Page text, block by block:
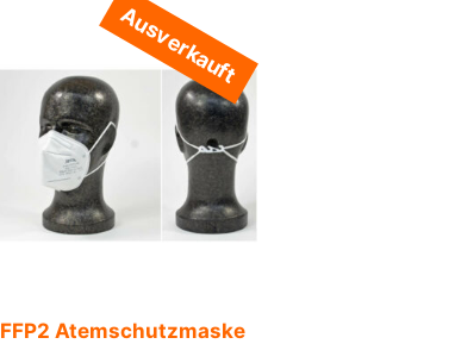
Ausverkauft
FFP2 Atemschutzmaske